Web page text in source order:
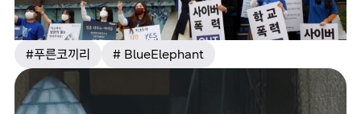
#푸른코끼리 # BlueElephant